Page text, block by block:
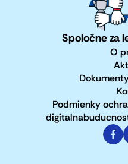
Spoločne za
O
Podmienky